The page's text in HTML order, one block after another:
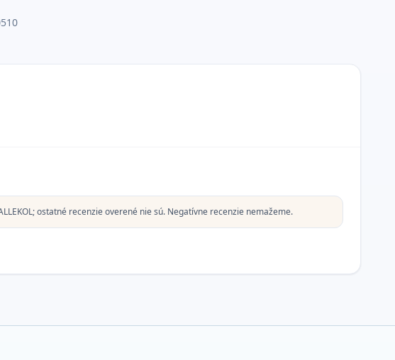
ostatné recenzie overené nie sú. Negatívne recenzie nemažeme.